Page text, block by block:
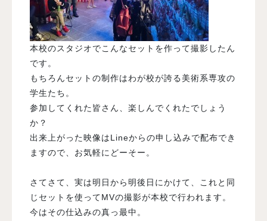
本校のスタジオでこんなセットを作って撮影したん
です。
もちろんセットの制作はわが校が誇る美術系専攻の
学生たち。
参加してくれた皆さん、楽しんでくれたでしょう
か？
出来上がった映像はLineからの申し込みで配布でき
ますので、お気軽にどーそー。
さてさて、実は明日から明後日にかけて、これと同
じセットを使ってMVの撮影が本校で行われます。
今はその仕込みの真っ最中。